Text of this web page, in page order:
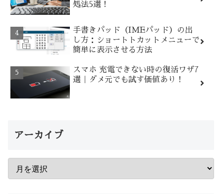
処法5選！
手書きパッド（IMEパッド）の出
し方：ショートトカットメニューで
簡単に表示させる方法
スマホ 充電できない時の復活ワザ7
選｜ダメ元でも試す価値あり！
アーカイブ